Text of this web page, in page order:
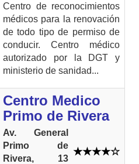
Centro de reconocimientos
médicos para la renovación
de todo tipo de permiso de
conducir. Centro médico
autorizado por la DGT y
ministerio de sanidad...
Centro Medico
Primo de Rivera
Av. General
Primo de
Rivera, 13